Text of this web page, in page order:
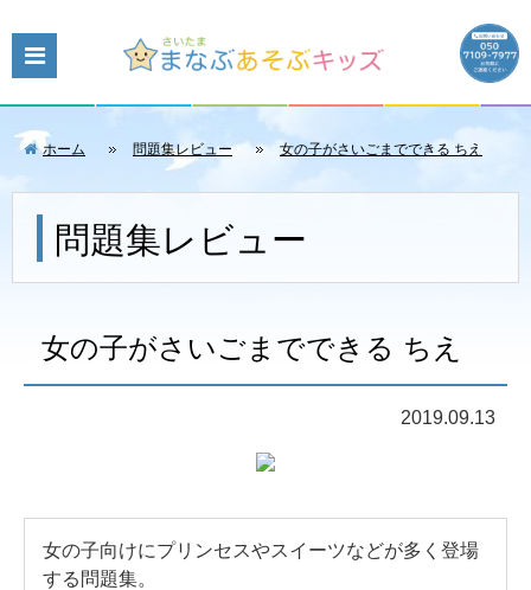
ホーム 問題集レビュー 女の子がさいごまでできる ちえ
問題集レビュー
女の子がさいごまでできる ちえ
2019.09.13
女の子向けにプリンセスやスイーツなどが多く登場
する問題集。